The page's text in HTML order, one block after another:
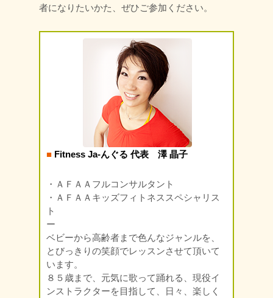
者になりたいかた、ぜひご参加ください。
■ Fitness Ja-んぐる 代表 澤 晶子
・ＡＦＡＡフルコンサルタント
・ＡＦＡＡキッズフィトネススペシャリス
ト
ー
ベビーから高齢者まで色んなジャンルを、
とびっきりの笑顔でレッスンさせて頂いて
います。
８５歳まで、元気に歌って踊れる、現役イ
ンストラクターを目指して、日々、楽しく